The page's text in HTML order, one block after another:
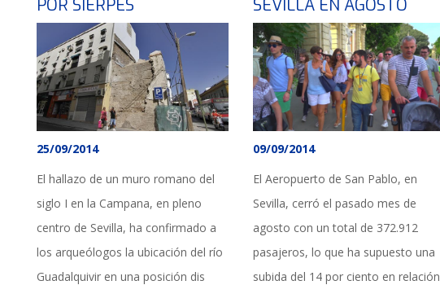
POR SIERPES
25/09/2014
El hallazo de un muro romano del
siglo I en la Campana, en pleno
centro de Sevilla, ha confirmado a
los arqueólogos la ubicación del río
Guadalquivir en una posición dis
SEVILLA EN AGOSTO
09/09/2014
El Aeropuerto de San Pablo, en
Sevilla, cerró el pasado mes de
agosto con un total de 372.912
pasajeros, lo que ha supuesto una
subida del 14 por ciento en relación